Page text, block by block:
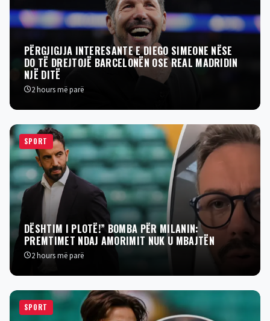
PËRGJIGJJA INTERESANTE E DIEGO SIMEONE NËSE
DO TË DREJTOJË BARCELONËN OSE REAL MADRIDIN
NJË DITË
2 hours më parë
SPORT
DËSHTIM I PLOTË!” BOMBA PËR MILANIN:
PREMTIMET NDAJ AMORIMIT NUK U MBAJTËN
2 hours më parë
SPORT